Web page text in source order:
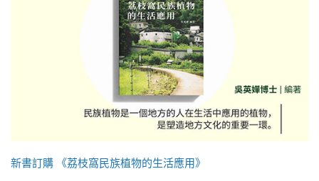
新書訂購 《荔枝窩民族植物的生活應用》